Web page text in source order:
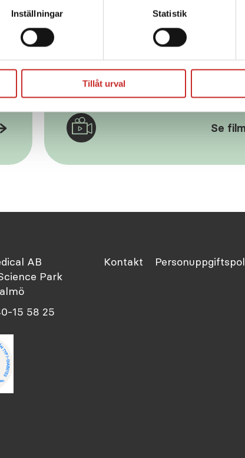
För mer information om cookies och vår
Inställningar Statistik
Tillåt urval
Skapa ny personlig profil i
din Tandem t:slim X2
insulinpump
Se film
AB
Park
15 58 25
Kontakt